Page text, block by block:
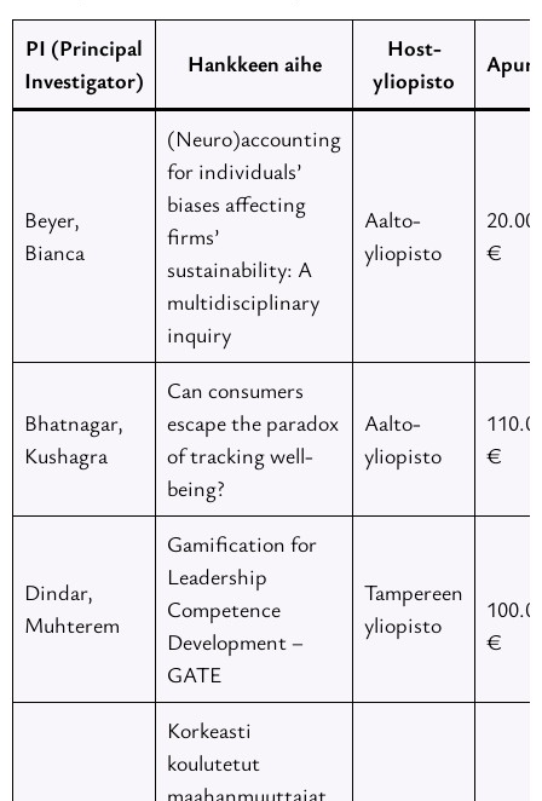
PI (Principal
Investigator)
Hankkeen aihe
Host-
yliopisto
Beyer,
Bianca
(Neuro)accounting
for individuals’
biases affecting
firms’
sustainability: A
multidisciplinary
inquiry
Aalto-
yliopisto
€
Bhatnagar,
Kushagra
Can consumers
escape the paradox
of tracking well-
being?
Aalto-
yliopisto
€
Dindar,
Muhterem
Gamification for
Leadership
Competence
Development –
GATE
Tampereen
yliopisto
€
Korkeasti
koulutetut
maahanmuuttajat